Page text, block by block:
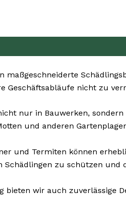
maßgeschneiderte
Geschäftsabläufe nicht zu
nur in Bauwerken,
und anderen
und Termiten können
zu schützen und
bieten wir auch zuverlässige